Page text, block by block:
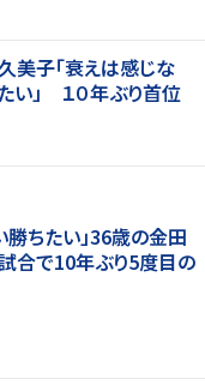
久美子「衰えは感じな
い」 １０年ぶり首位
勝ちたい」36歳の金田
合で10年ぶり5度目の